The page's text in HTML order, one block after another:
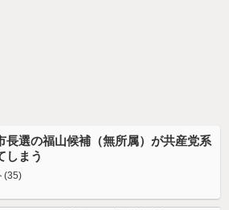
長選の福山候補（無所属）が共産党系
しまう
(35)